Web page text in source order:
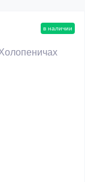
в наличии